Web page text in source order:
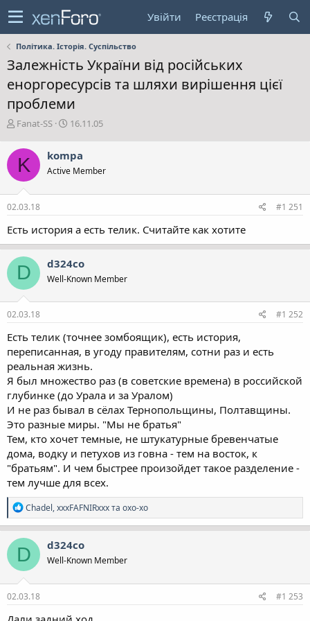
Увійти Реєстрація
Політика. Історія. Суспільство
Залежність України від російських
еноргоресурсів та шляхи вирішення цієї
проблеми
А
т
о
р
т
е
м
Fanat-SS
Д
а
с
в
е
н
н
16.11.05
K kompa
Active Member
02.03.18 #1 251
Есть история а есть телик. Считайте как хотите
D d324co
Well-Known Member
02.03.18 #1 252
Есть телик (точнее зомбоящик), есть история,
переписанная, в угоду правителям, сотни раз и есть
реальная жизнь.
Я был множество раз (в советские времена) в российской
глубинке (до Урала и за Уралом)
И не раз бывал в сёлах Тернопольщины, Полтавщины.
Это разные миры. "Мы не братья"
Тем, кто хочет темные, не штукатурные бревенчатые
дома, водку и петухов из говна - тем на восток, к
"братьям". И чем быстрее произойдет такое разделение -
тем лучше для всех.
Р
е
а
к
ц
і
ї
:
Chadel,xxxFAFNIRxxxта oxo-xo
D d324co
Well-Known Member
02.03.18 #1 253